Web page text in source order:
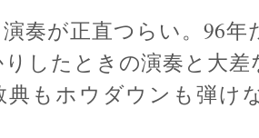
奏が正直つらい。96
したときの演奏と大差
典もホウダウンも弾け